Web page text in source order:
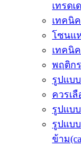
เทรดเ
เทคนิ
โซนแ
เทคนิค
พฤติกร
รูปแบ
ควรเลื
รูปแบ
รูปแบ
ข้าม